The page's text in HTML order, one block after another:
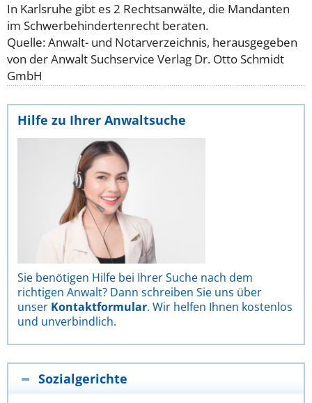
In Karlsruhe gibt es 2 Rechtsanwälte, die Mandanten
im Schwerbehindertenrecht beraten.
Quelle: Anwalt- und Notarverzeichnis, herausgegeben
von der Anwalt Suchservice Verlag Dr. Otto Schmidt
GmbH
Hilfe zu Ihrer Anwaltsuche
Sie benötigen Hilfe bei Ihrer Suche nach dem
richtigen Anwalt? Dann schreiben Sie uns über
unser Kontaktformular. Wir helfen Ihnen kostenlos
und unverbindlich.
Sozialgerichte